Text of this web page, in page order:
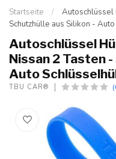
Startseite /
Autoschlüssel
Schutzhülle aus Silikon -
Autoschlüssel
Nissan 2 Tasten
Auto
TBU CAR®